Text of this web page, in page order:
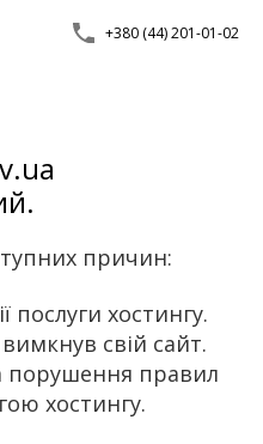
+380 (44) 201-01-02
причин:
послуги хостингу.
свій сайт.
порушення правил
хостингу.